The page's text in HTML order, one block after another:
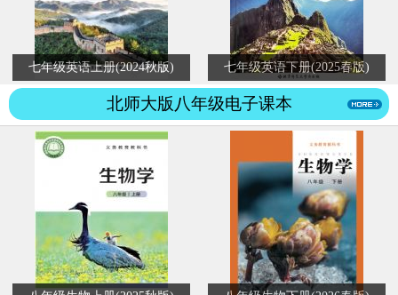
七年级英语上册(2024秋版) 七年级英语下册(2025春版)
北师大版八年级电子课本